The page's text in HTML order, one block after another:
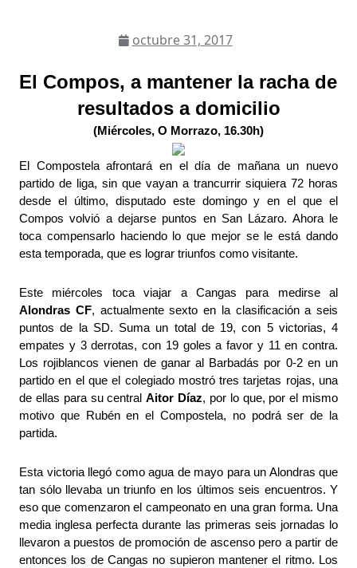
octubre 31, 2017
El Compos, a mantener la racha de
resultados a domicilio
(Miércoles, O Morrazo, 16.30h)
El Compostela afrontará en el día de mañana un nuevo
partido de liga, sin que vayan a trancurrir siquiera 72 horas
desde el último, disputado este domingo y en el que el
Compos volvió a dejarse puntos en San Lázaro. Ahora le
toca compensarlo haciendo lo que mejor se le está dando
esta temporada, que es lograr triunfos como visitante.
Alondras CF, actualmente sexto en la clasificación a seis
puntos de la SD. Suma un total de 19, con 5 victorias, 4
empates y 3 derrotas, con 19 goles a favor y 11 en contra.
Los rojiblancos vienen de ganar al Barbadás por 0-2 en un
partido en el que el colegiado mostró tres tarjetas rojas, una
de ellas para su central Aitor Díaz, por lo que, por el mismo
motivo que Rubén en el Compostela, no podrá ser de la
partida.
Esta victoria llegó como agua de mayo para un Alondras que
tan sólo llevaba un triunfo en los últimos seis encuentros. Y
eso que comenzaron el campeonato en una gran forma. Una
media inglesa perfecta durante las primeras seis jornadas lo
llevaron a puestos de promoción de ascenso pero a partir de
entonces los de Cangas no supieron mantener el ritmo. Los